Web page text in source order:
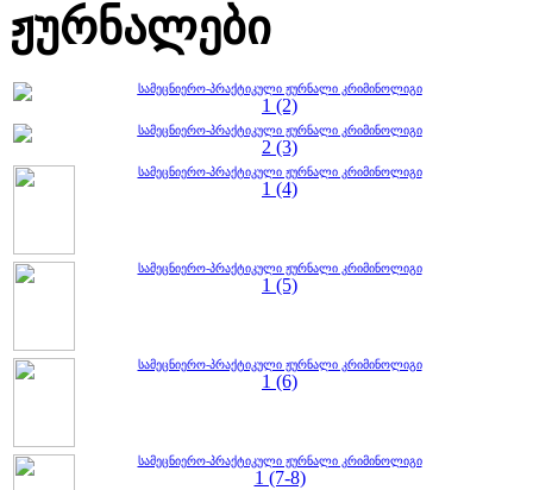
ჟურნალები
სამეცნიერო-პრაქტიკული ჟურნალი კრიმინოლიგი
1 (2)
სამეცნიერო-პრაქტიკული ჟურნალი კრიმინოლიგი
2 (3)
სამეცნიერო-პრაქტიკული ჟურნალი კრიმინოლიგი
1 (4)
სამეცნიერო-პრაქტიკული ჟურნალი კრიმინოლიგი
1 (5)
სამეცნიერო-პრაქტიკული ჟურნალი კრიმინოლიგი
1 (6)
სამეცნიერო-პრაქტიკული ჟურნალი კრიმინოლიგი
1 (7-8)